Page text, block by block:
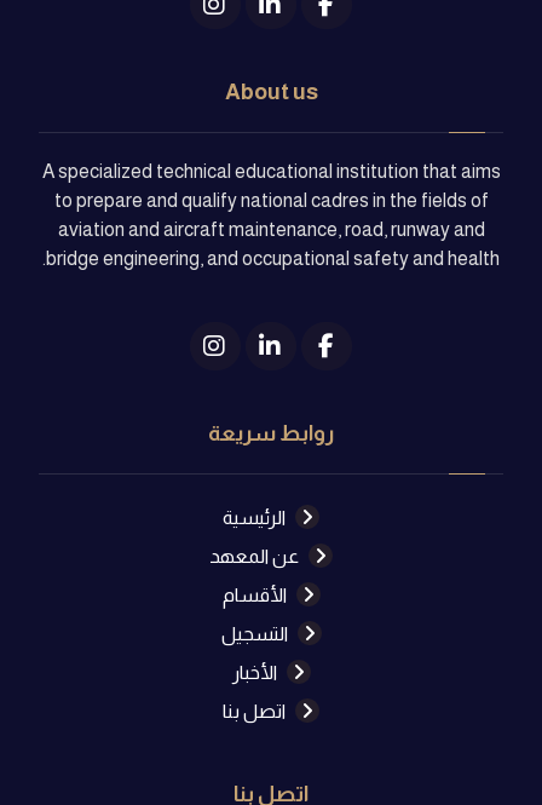
About us
A specialized technical educational institution that aims
to prepare and qualify national cadres in the fields of
aviation and aircraft maintenance, road, runway and
bridge engineering, and occupational safety and health.
روابط سريعة
الرئيسية
عن المعهد
الأقسام
التسجيل
الأخبار
اتصل بنا
اتصل بنا